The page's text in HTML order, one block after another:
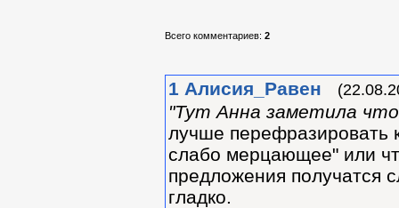
Всего комментариев: 2
1 Алиcия_Равен
"Тут Анна заметила
лучше перефразировать
слабо мерцающее" или
предложения получатся
гладко.